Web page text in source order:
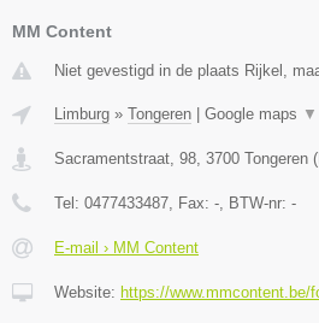
MM Content
Niet gevestigd in de plaats Rijkel,
Limburg » Tongeren Google maps ▼
Sacramentstraat, 98 3700 Tongeren (
Tel: 0477433487 , Fax: - , BTW-nr: -
E-mail › MM Content
Website: https://www.mmcontent.be/